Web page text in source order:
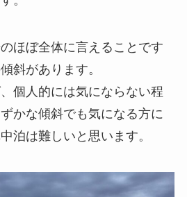
ほぼ全体に言えることです
斜があります。
個人的には気にならない程
かな傾斜でも気になる方に
泊は難しいと思います。